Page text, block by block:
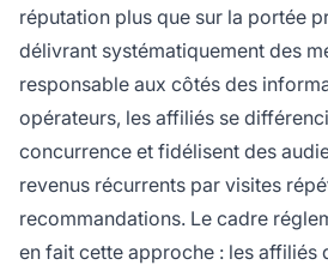
réputation plus que sur la portée
délivrant systématiquement des
responsable aux côtés des
opérateurs, les affiliés se
concurrence et fidélisent des
revenus récurrents par visites
recommandations. Le cadre
en fait cette approche : les affiliés